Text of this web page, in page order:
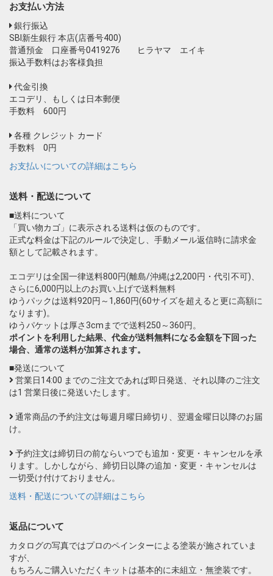
お支払い方法
銀行振込
SBI新生銀行 本店(店番号400)
普通預金 口座番号0419276 ヒラヤマ エイキ
振込手数料はお客様負担
代金引換
エコデリ、もしくは日本郵便
手数料 600円
各種 クレジット カード
手数料 0円
お支払いについての詳細はこちら
送料・配送について
■送料について
「買い物カゴ」に表示される送料は仮のものです。
正式な料金は下記のルールで決定し、手動メール返信時に請求金
額として記載されます。
エコデリは全国一律送料800円(離島/沖縄は2,200円・代引不可)、
さらに6,000円以上のお買い上げで送料無料
ゆうパックは送料920円～1,860円(60サイズを超えると更に高額に
なります)。
ゆうパケットは厚さ3cmまでで送料250～360円。
ポイントを利用した結果、代金が送料無料になる金額を下回った
場合、通常の送料が加算されます。
■発送について
営業日14:00 までのご注文であれば即日発送、それ以降のご注文
は1 営業日後に発送いたします。
通常商品の予約注文は毎週月曜日締切り、翌週金曜日以降のお届
け。
予約注文は締切日の前ならいつでも追加・変更・キャンセルを承
ります。しかしながら、締切日以降の追加・変更・キャンセルは
一切受け付けておりません。
送料・配送についての詳細はこちら
返品について
カタログの写真ではプロのペインターによる塗装が施されていま
すが、
もちろんご購入いただくキットは基本的に未組立・無塗装です。